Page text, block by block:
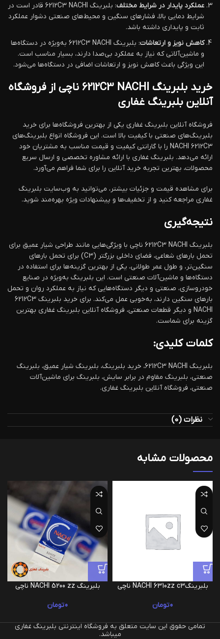
عملکرد پایدار در شرایط مختلف
: بلبرینگ 6212C3 NACHI قادر است در
شرایط دمایی بالا، فشارهای سنگین و محیط‌های صنعتی دشوار عملکرد
ثابت و پایداری داشته باشد.
کاهش نویز و ارتعاشات
: بلبرینگ 6212C3 NACHI به‌ویژه در دستگاه‌ها
و ماشین‌آلاتی که نیاز به عملکرد بی‌صدا دارند، بسیار مناسب است.
این ویژگی باعث کاهش نویز و ارتعاشات اضافی در دستگاه‌ها می‌شود.
خرید بلبرینگ 6212C3 NACHI ناچی از فروشگاه
آنلاین بلبرینگ غفاری
فروشگاه آنلاین بلبرینگ غفاری یکی از بهترین فروشگاه‌ها برای خرید
بلبرینگ‌های صنعتی با کیفیت بالا است. این فروشگاه انواع بلبرینگ‌های
NACHI 6212C3 را با گارانتی کیفیت و قیمت مناسب به مشتریان خود
ارائه می‌دهد. بلبرینگ غفاری با ارائه مشاوره تخصصی و ارسال سریع
محصولات، بهترین تجربه خرید آنلاین را برای شما فراهم می‌آورد.
برای مشاهده قیمت و جزئیات بیشتر، می‌توانید به وب‌سایت بلبرینگ
غفاری مراجعه کنید و از تخفیف‌ها و پیشنهادات ویژه بهره‌مند شوید.
نتیجه‌گیری
بلبرینگ 6212C3 NACHI ناچی با ویژگی‌هایی مانند طراحی شیار عمیق برای
تحمل بارهای شعاعی، فضای داخلی بزرگتر (C3) برای تحمل بارهای
سنگین‌تر، و طول عمر طولانی، یکی از بهترین گزینه‌ها برای استفاده در
دستگاه‌ها و ماشین‌آلات صنعتی است. این بلبرینگ به‌ویژه در صنایع
خودروسازی، صنعتی و دیگر دستگاه‌هایی که نیاز به عملکرد روان و تحمل
بارهای سنگین دارند، به‌خوبی عمل می‌کند. برای خرید بلبرینگ 6212C3
NACHI و دیگر قطعات صنعتی، فروشگاه آنلاین بلبرینگ غفاری بهترین
گزینه برای شماست.
کلمات کلیدی:
بلبرینگ 6212C3 NACHI، خرید بلبرینگ، بلبرینگ شیار عمیق، بلبرینگ
صنعتی، بلبرینگ مقاوم در برابر سایش، بلبرینگ برای ماشین‌آلات
صنعتی، فروشگاه آنلاین بلبرینگ غفاری.
نظرات (0)
محصولات مشابه
بلبرینگNACHI 6310zz c3 ناچی
0تومان
بلبرینگ NACHI 5200 zz ناچی
0تومان
تمامی حقوق این سایت متعلق به فروشگاه اینترنتی بلبرینگ غفاری
میباشد.